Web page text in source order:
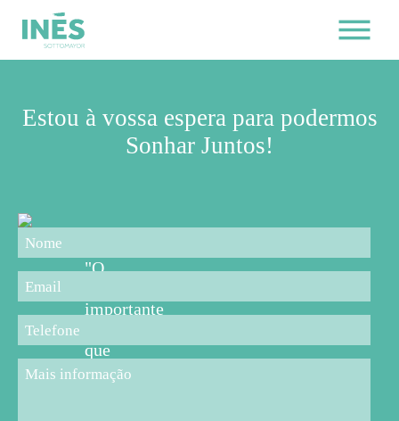
Estou à vossa espera para podermos
Sonhar Juntos!
"O
importante
que
os